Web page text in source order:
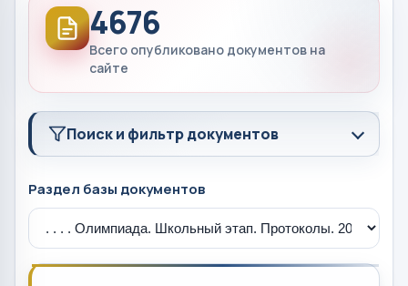
4676
Всего опубликовано документов на
сайте
Поиск и фильтр документов
Раздел базы документов